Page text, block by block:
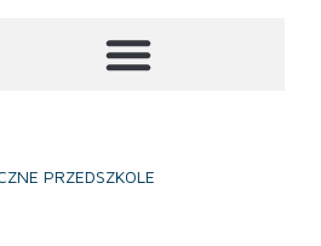
PRZEDSZKOLE